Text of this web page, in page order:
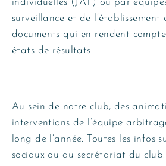
surveillance et de l’établissement
documents qui en rendent
états de résultats.
Au sein de notre club, des
interventions de l’équipe
long de l’année. Toutes les infos
sociaux ou au secrétariat du club.